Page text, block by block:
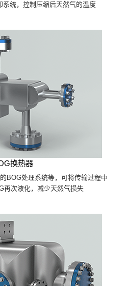
系统，控制压缩后天然气的温度
换热器
BOG处理系统等，可将传输过程中
再次液化，减少天然气损失